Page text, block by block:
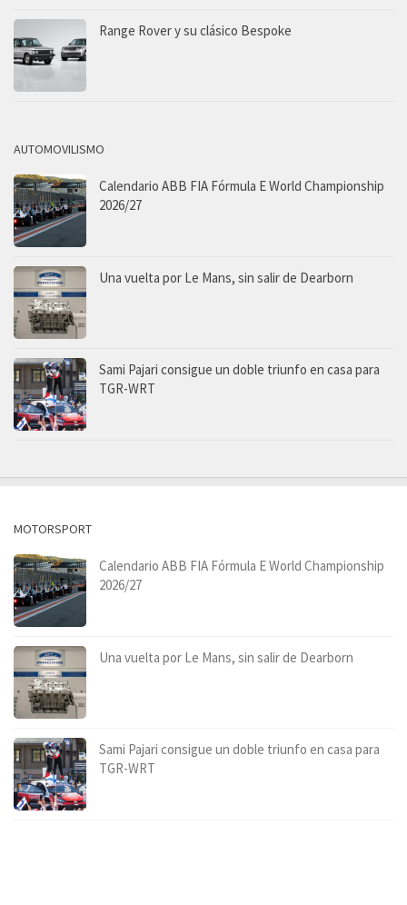
Range Rover y su clásico Bespoke
AUTOMOVILISMO
Calendario ABB FIA Fórmula E World Championship
2026/27
Una vuelta por Le Mans, sin salir de Dearborn
Sami Pajari consigue un doble triunfo en casa para
TGR-WRT
MOTORSPORT
Calendario ABB FIA Fórmula E World Championship
2026/27
Una vuelta por Le Mans, sin salir de Dearborn
Sami Pajari consigue un doble triunfo en casa para
TGR-WRT